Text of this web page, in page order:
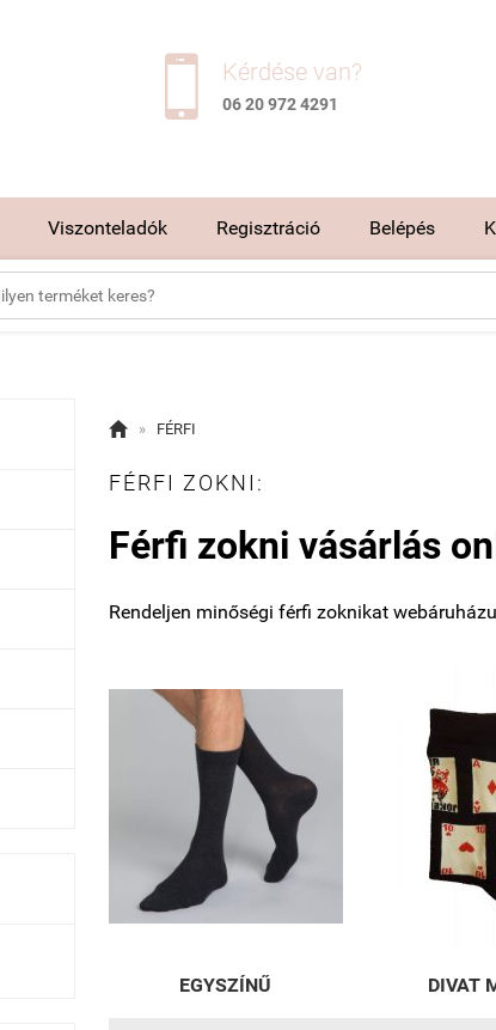
 Kérdése van?
06 20 972 4291
Viszonteladók Regisztráció Belépés
 » FÉRFI
FÉRFI ZOKNI:
Férfi zokni vásárlás
Rendeljen minőségi férfi zoknikat
EGYSZÍNŰ DIVAT